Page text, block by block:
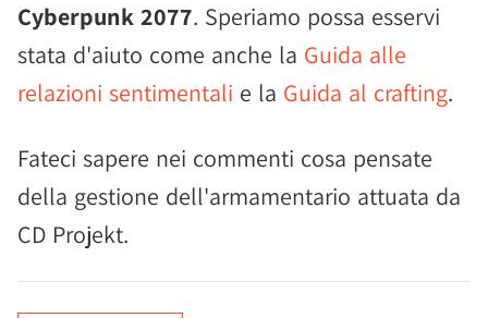
Cyberpunk 2077. Speriamo possa esservi
stata d'aiuto come anche la Guida alle
relazioni sentimentali e la Guida al crafting.
Fateci sapere nei commenti cosa pensate
della gestione dell'armamentario attuata da
CD Projekt.